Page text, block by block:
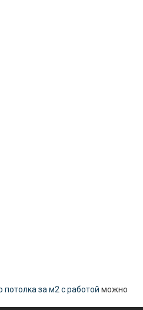
потолка за м2 с работой можно